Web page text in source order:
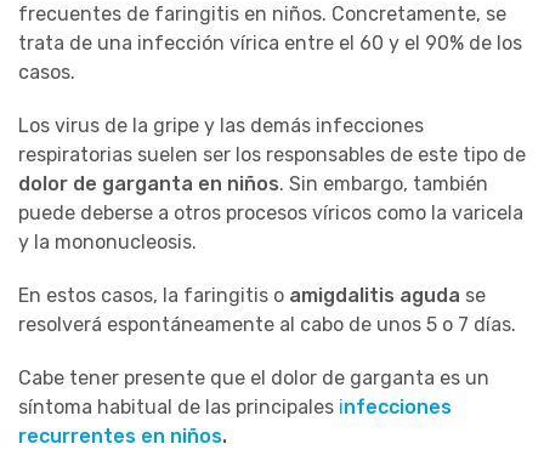
frecuentes de faringitis en niños. Concretamente, se
trata de una infección vírica entre el 60 y el 90% de los
casos.
Los virus de la gripe y las demás infecciones
respiratorias suelen ser los responsables de este tipo de
dolor de garganta en niños. Sin embargo, también
puede deberse a otros procesos víricos como la varicela
y la mononucleosis.
En estos casos, la faringitis o amigdalitis aguda se
resolverá espontáneamente al cabo de unos 5 o 7 días.
Cabe tener presente que el dolor de garganta es un
síntoma habitual de las principales infecciones
recurrentes en niños.